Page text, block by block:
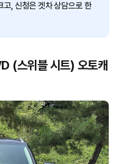
고, 신청은 겟차 상담으로 한
(스위블 시트) 오토캐